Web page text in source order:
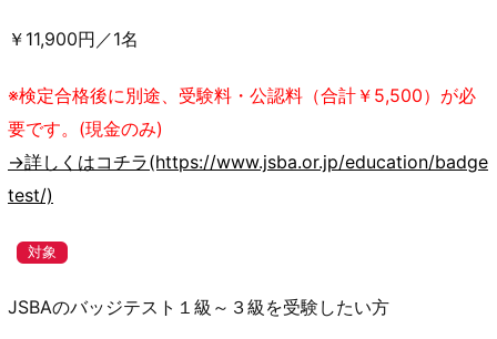
￥11,900円／1名
※検定合格後に別途、受験料・公認料（合計￥5,500）が必
要です。(現金のみ)
→詳しくはコチラ(https://www.jsba.or.jp/education/badge
test/)
対象
JSBAのバッジテスト１級～３級を受験したい方